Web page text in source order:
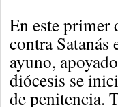
En este primer
contra
ayuno,
diócesis se
de penitencia.